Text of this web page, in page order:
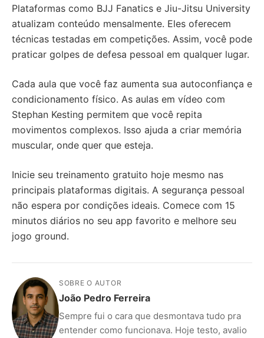
Plataformas como BJJ Fanatics e Jiu-Jitsu University
atualizam conteúdo mensalmente. Eles oferecem
técnicas testadas em competições. Assim, você pode
praticar golpes de defesa pessoal em qualquer lugar.
Cada aula que você faz aumenta sua autoconfiança e
condicionamento físico. As aulas em vídeo com
Stephan Kesting permitem que você repita
movimentos complexos. Isso ajuda a criar memória
muscular, onde quer que esteja.
Inicie seu treinamento gratuito hoje mesmo nas
principais plataformas digitais. A segurança pessoal
não espera por condições ideais. Comece com 15
minutos diários no seu app favorito e melhore seu
jogo ground.
SOBRE O AUTOR
João Pedro Ferreira
Sempre fui o cara que desmontava tudo pra
entender como funcionava. Hoje testo, avalio